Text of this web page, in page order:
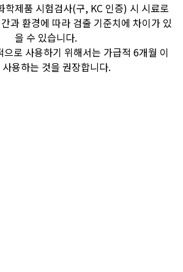
학제품 시험검사(구, KC 인증) 시 시료로
과 환경에 따라 검출 기준치에 차이가 있
을 수 있습니다.
로 사용하기 위해서는 가급적 6개월 이
사용하는 것을 권장합니다.